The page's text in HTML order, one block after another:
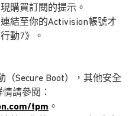
購買訂閱的提示。
結至你的Activision帳號才
動7》。
（Secure Boot），其他安全
請參閱：
tpm 。